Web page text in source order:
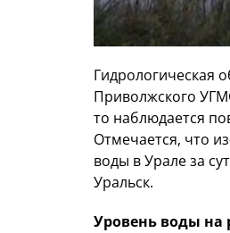
Гидрологическая
Приволжского
то наблюдается
Отмечается, что
воды в Урале за
Уральск.
Уровень воды на